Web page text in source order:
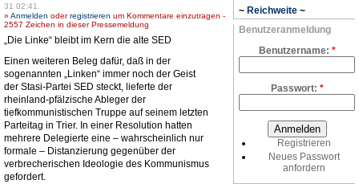
31 02:41.
» Anmelden oderregistrieren um Kommentare einzutragen -
2557 Zeichen in dieser Pressemeldung
„Die Linke“ bleibt im Kern die alte SED
Einen weiteren Beleg dafür, daß in der
sogenannten „Linken“ immer noch der Geist
der Stasi-Partei SED steckt, lieferte der
rheinland-pfälzische Ableger der
tiefkommunistischen Truppe auf seinem letzten
Parteitag in Trier. In einer Resolution hatten
mehrere Delegierte eine – wahrscheinlich nur
formale – Distanzierung gegenüber der
verbrecherischen Ideologie des Kommunismus
gefordert.
~ Reichweite ~
Benutzeranmeldung
Benutzername: *
Passwort: *
Registrieren
Neues Passwort
anfordern